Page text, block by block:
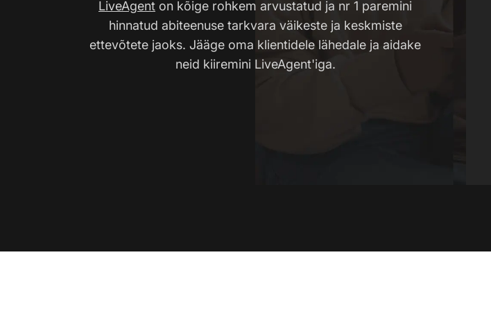
LiveAgent on kõige rohkem arvustatud ja nr 1 paremini
hinnatud abiteenuse tarkvara väikeste ja keskmiste
ettevõtete jaoks. Jääge oma klientidele lähedale ja aidake
neid kiiremini LiveAgent'iga.